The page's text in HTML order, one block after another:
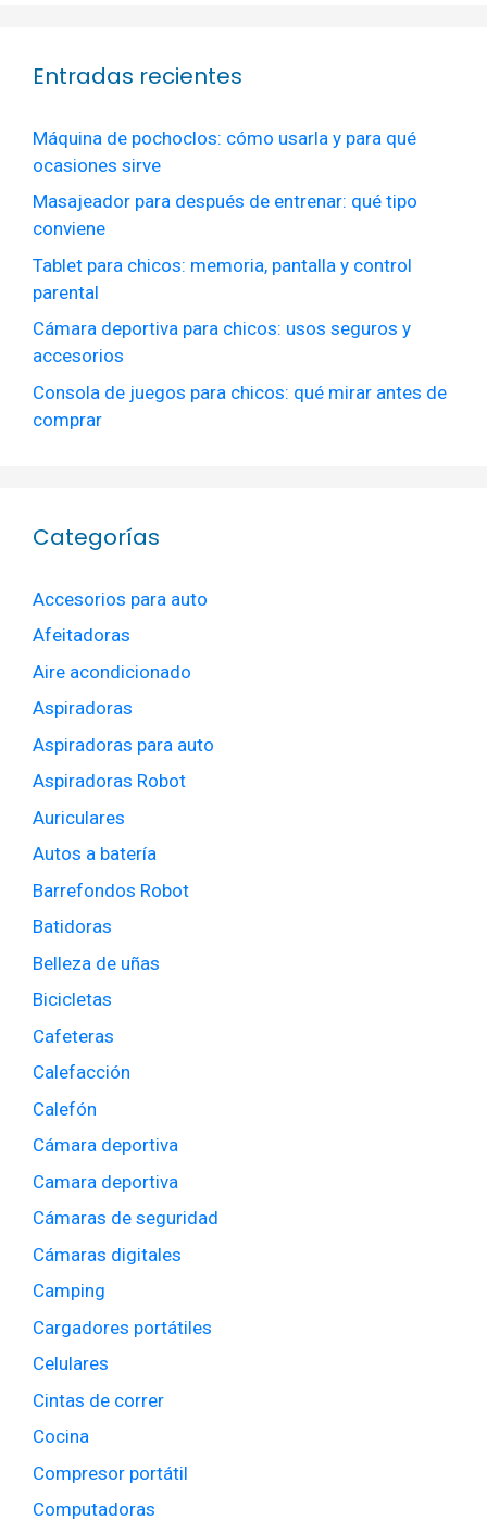
Entradas recientes
Máquina de pochoclos: cómo usarla y para qué
ocasiones sirve
Masajeador para después de entrenar: qué tipo
conviene
Tablet para chicos: memoria, pantalla y control
parental
Cámara deportiva para chicos: usos seguros y
accesorios
Consola de juegos para chicos: qué mirar antes de
comprar
Categorías
Accesorios para auto
Afeitadoras
Aire acondicionado
Aspiradoras
Aspiradoras para auto
Aspiradoras Robot
Auriculares
Autos a batería
Barrefondos Robot
Batidoras
Belleza de uñas
Bicicletas
Cafeteras
Calefacción
Calefón
Cámara deportiva
Camara deportiva
Cámaras de seguridad
Cámaras digitales
Camping
Cargadores portátiles
Celulares
Cintas de correr
Cocina
Compresor portátil
Computadoras